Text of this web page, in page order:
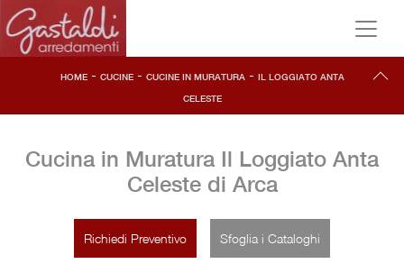
HOME- CUCINE- CUCINE IN MURATURA - IL LOGGIATO ANTA
CELESTE
Cucina in Muratura Il Loggiato Anta
Celeste di Arca
Richiedi Preventivo Sfoglia i Cataloghi